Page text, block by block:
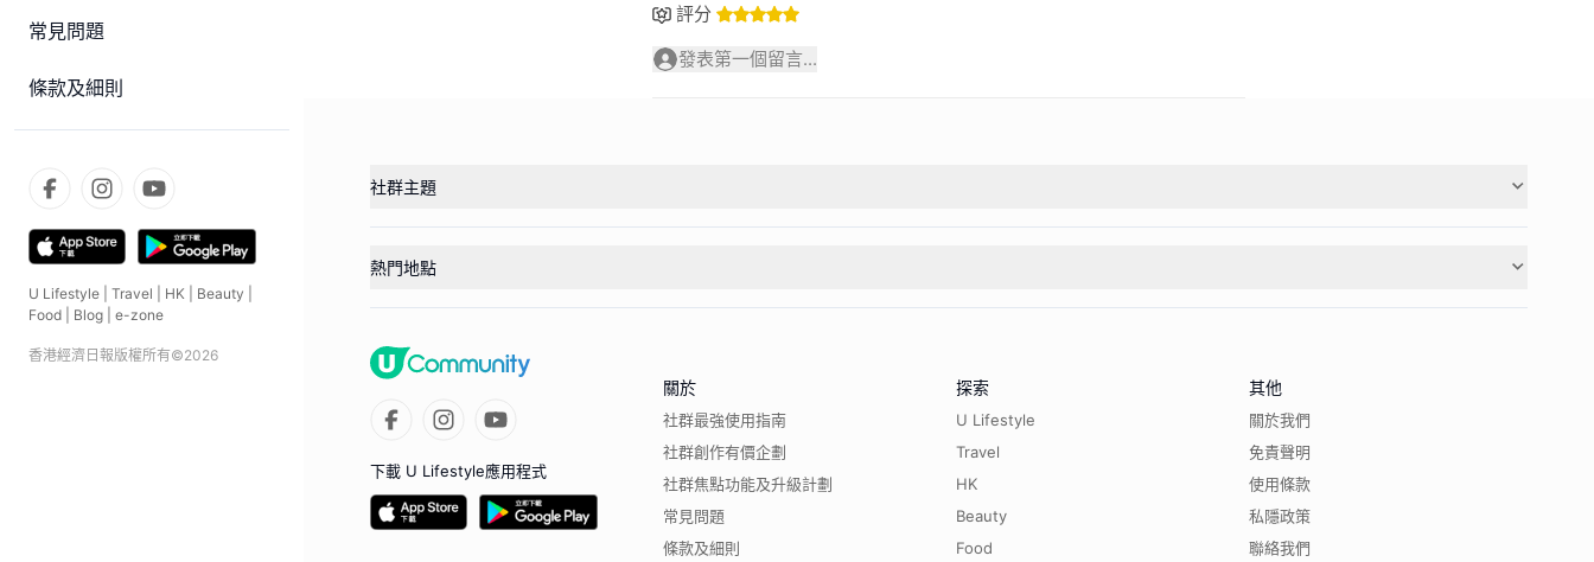
常見問題
條款及細則
U Lifestyle Travel HK Beauty
Food
Blog e-zone
香港經濟日報版權所有©2026
評分
發表第一個留言...
社群主題
熱門地點
下載 U Lifestyle應用程式
關於
社群最強使用指南
社群創作有價企劃
社群焦點功能及升級計劃
常見問題
條款及細則
探索
U Lifestyle
Travel
HK
Beauty
Food
其他
關於我們
免責聲明
使用條款
私隱政策
聯絡我們